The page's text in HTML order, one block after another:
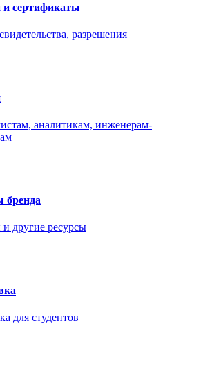
и сертификаты
разрешения
аналитикам, инженерам-
бренда
другие ресурсы
для студентов